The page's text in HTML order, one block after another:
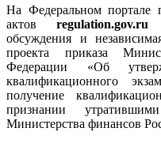
На Федеральном портале
актовregulation.gov.ru
обсуждения и
проекта приказа
Федерации «Об
квалификационного
получение
признании
Министерства финансов